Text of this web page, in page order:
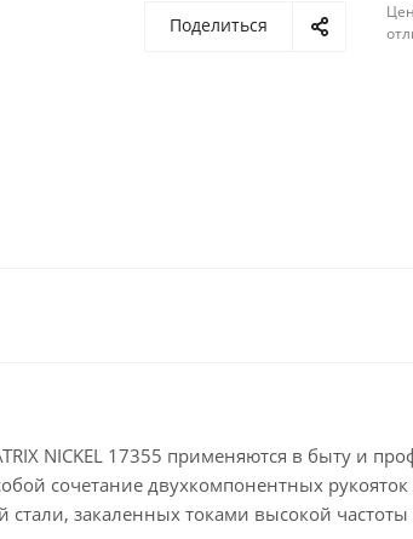
Поделиться
NICKEL 17355 применяются в быту и
сочетание двухкомпонентных
закаленных токами высокой